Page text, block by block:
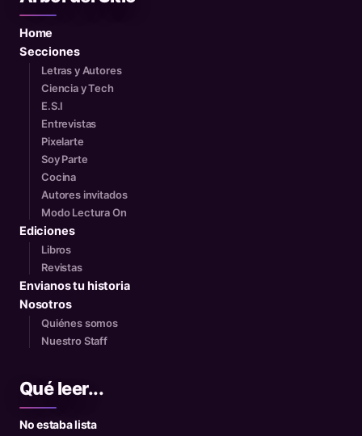
Home
Secciones
Letras y Autores
Ciencia y Tech
E.S.I
Entrevistas
Pixelarte
Soy Parte
Cocina
Autores invitados
Modo Lectura On
Ediciones
Libros
Revistas
Envianos tu historia
Nosotros
Quiénes somos
Nuestro Staff
Qué leer...
No estaba lista